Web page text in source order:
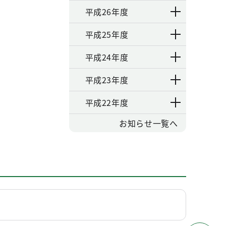
平成26年度
平成25年度
平成24年度
平成23年度
平成22年度
お知らせ一覧へ